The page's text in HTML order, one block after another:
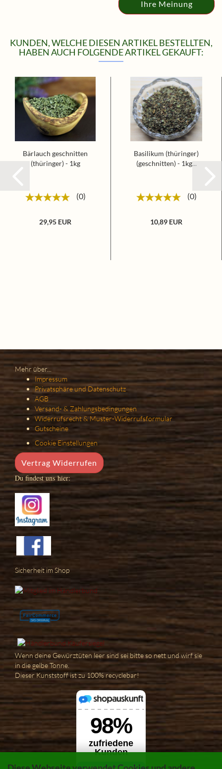
Ihre Meinung
KUNDEN, WELCHE DIESEN ARTIKEL BESTELLTEN,
HABEN AUCH FOLGENDE ARTIKEL GEKAUFT:
Bärlauch geschnitten
(thüringer) - 1kg
0
29,95 EUR
Basilikum (thüringer)
(geschnitten) - 1kg...
0
10,89 EUR
Mehr über...
Impressum
Privatsphäre und Datenschutz
AGB
Versand- & Zahlungsbedingungen
Widerrufsrecht & Muster-Widerrufsformular
Gutscheine
Cookie Einstellungen
Vertrag Widerrufen
Du findest uns hier:
Sicherheit im Shop
Wenn deine Gewürztüten leer sind sei bitte so nett und wirf sie
in die gelbe Tonne.
Dieser Kunststoff ist zu 100% recyclebar!